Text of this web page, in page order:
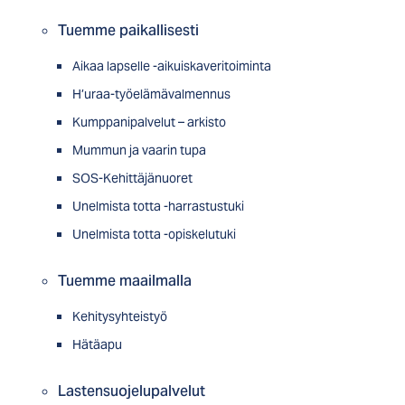
Tuemme paikallisesti
Aikaa lapselle -aikuiskaveritoiminta
H’uraa-työelämävalmennus
Kumppanipalvelut – arkisto
Mummun ja vaarin tupa
SOS-Kehittäjänuoret
Unelmista totta -harrastustuki
Unelmista totta -opiskelutuki
Tuemme maailmalla
Kehitysyhteistyö
Hätäapu
Lastensuojelupalvelut